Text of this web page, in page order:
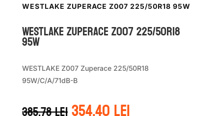
WESTLAKE ZUPERACE Z007 225/50R18 95W
WestLake ZUPERACE Z007 225/50R18
95W
WESTLAKE Z007 Zuperace 225/50R18
95W/C/A/71dB-B
Prețul Prețul